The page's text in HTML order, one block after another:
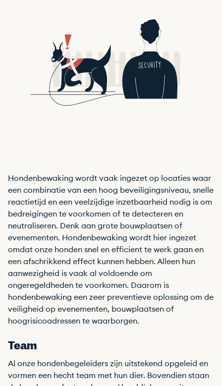
Hondenbewaking wordt vaak ingezet op locaties waar
een combinatie van een hoog beveiligingsniveau, snelle
reactietijd en een veelzijdige inzetbaarheid nodig is om
bedreigingen te voorkomen of te detecteren en
neutraliseren. Denk aan grote bouwplaatsen of
evenementen. Hondenbewaking wordt hier ingezet
omdat onze honden snel en efficient te werk gaan en
een afschrikkend effect kunnen hebben. Alleen hun
aanwezigheid is vaak al voldoende om
ongeregeldheden te voorkomen. Daarom is
hondenbewaking een zeer preventieve oplossing om de
veiligheid op evenementen, bouwplaatsen of
hoogrisicoadressen te waarborgen.
Team
Al onze hondenbegeleiders zijn uitstekend opgeleid en
vormen een hecht team met hun dier. Bovendien staan